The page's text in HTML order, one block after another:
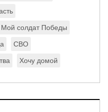
Мой солдат Победы
СВО
Хочу домой